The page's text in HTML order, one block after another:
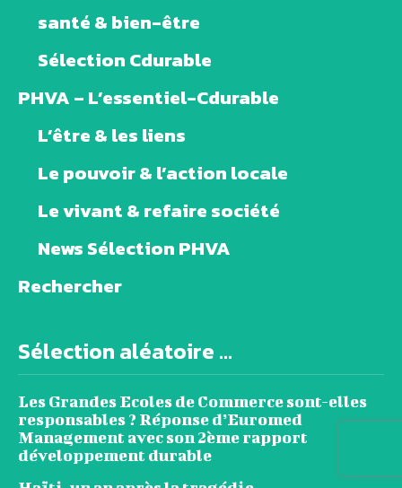
santé & bien-être
Sélection Cdurable
PHVA – L’essentiel-Cdurable
L’être & les liens
Le pouvoir & l’action locale
Le vivant & refaire société
News Sélection PHVA
Rechercher
Sélection aléatoire ...
Les Grandes Ecoles de Commerce sont-elles
responsables ? Réponse d’Euromed
Management avec son 2ème rapport
développement durable